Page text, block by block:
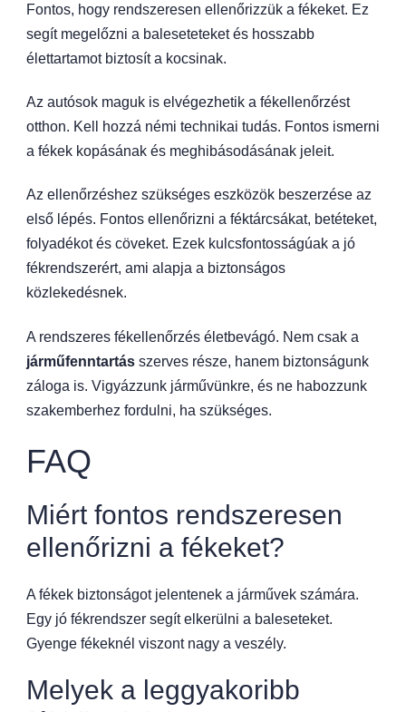
Fontos, hogy rendszeresen ellenőrizzük a fékeket. Ez
segít megelőzni a baleseteteket és hosszabb
élettartamot biztosít a kocsinak.
Az autósok maguk is elvégezhetik a fékellenőrzést
otthon. Kell hozzá némi technikai tudás. Fontos ismerni
a fékek kopásának és meghibásodásának jeleit.
Az ellenőrzéshez szükséges eszközök beszerzése az
első lépés. Fontos ellenőrizni a féktárcsákat, betéteket,
folyadékot és cöveket. Ezek kulcsfontosságúak a jó
fékrendszerért, ami alapja a biztonságos
közlekedésnek.
A rendszeres fékellenőrzés életbevágó. Nem csak a
járműfenntartás szerves része, hanem biztonságunk
záloga is. Vigyázzunk járművünkre, és ne habozzunk
szakemberhez fordulni, ha szükséges.
FAQ
Miért fontos rendszeresen
ellenőrizni a fékeket?
A fékek biztonságot jelentenek a járművek számára.
Egy jó fékrendszer segít elkerülni a baleseteket.
Gyenge fékeknél viszont nagy a veszély.
Melyek a leggyakoribb